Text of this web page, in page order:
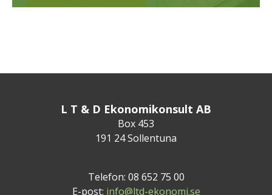
L T & D Ekonomikonsult AB
Box 453
191 24 Sollentuna
Telefon: 08 652 75 00
E-post: info@ltd-ekonomi.se